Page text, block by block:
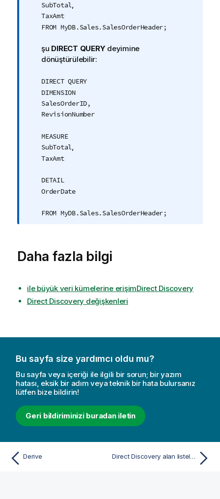
SubTotal
TaxAmt
FROM MyDB.Sales.SalesOrderHeader;
şu DIRECT QUERY deyimine
dönüştürülebilir:
DIRECT QUERY
DIMENSION
SalesOrderID,
RevisionNumber
MEASURE
SubTotal,
TaxAmt
DETAIL
OrderDate
FROM MyDB.Sales.SalesOrderHeader;
Daha fazla bilgi
ile büyük veri kümelerine erişimDirect Discovery
Direct Discovery değişkenleri
Bu sayfa size yardımcı oldu mu?
Bu sayfa veya içeriği ile ilgili bir sorun; bir yazım
hatası, eksik bir adım veya teknik bir hata bulursanız
lütfen bize bildirin!
Geri bildiriminizi buradan iletin
Derive Direct Discovery alan listeleri